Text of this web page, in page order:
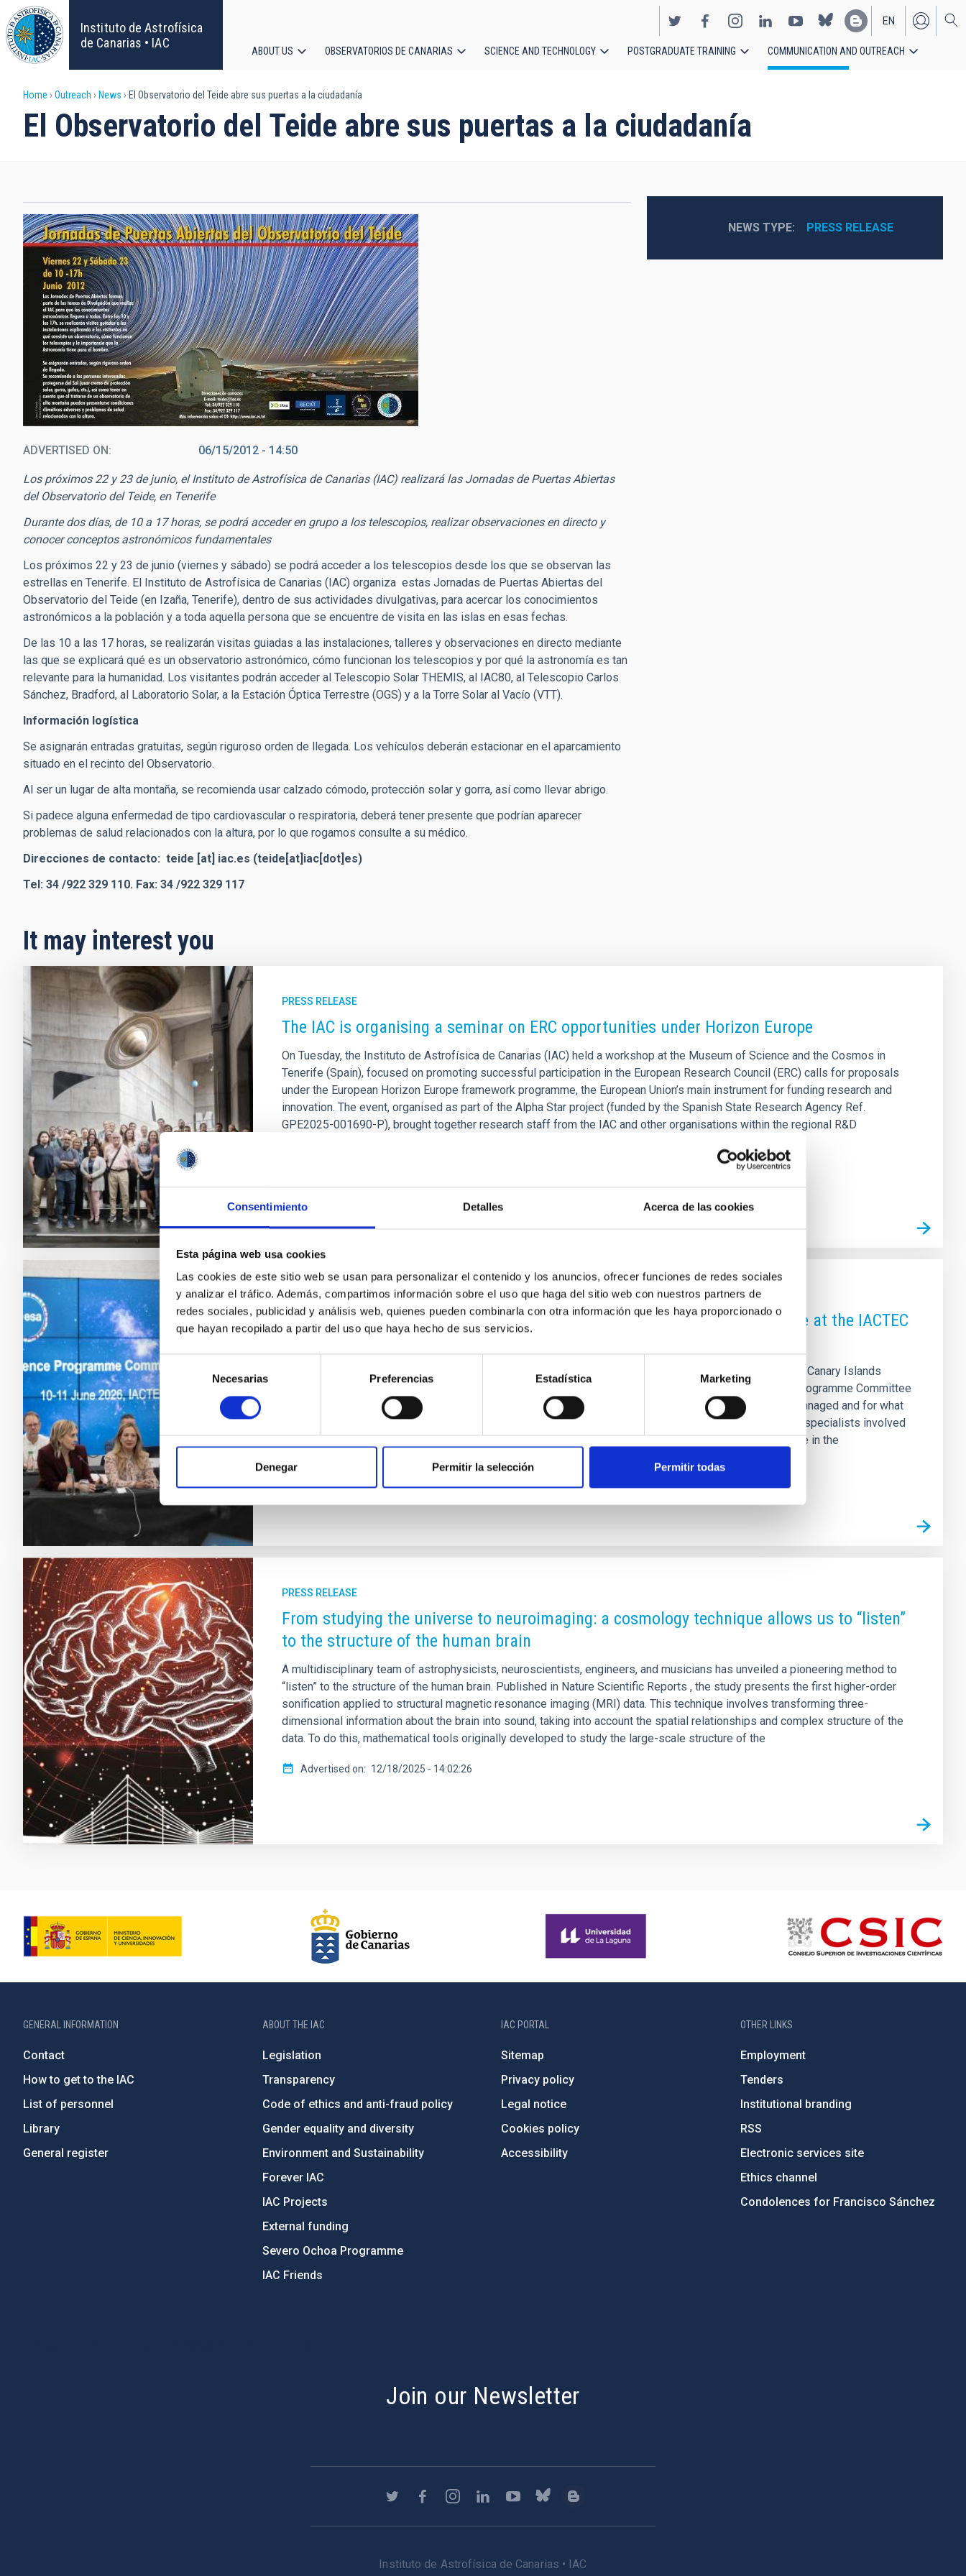
Consentimiento Detalles Acerca de las cookies
Esta página web usa cookies
Las cookies de este sitio web se usan para personalizar el contenido y los anuncios, ofrecer funciones de redes sociales
y analizar el tráfico. Además, compartimos información sobre el uso que haga del sitio web con nuestros partners de
redes sociales, publicidad y análisis web, quienes pueden combinarla con otra información que les haya proporcionado o
que hayan recopilado a partir del uso que haya hecho de sus servicios.
Selección
consentimiento
Necesarias Preferencias Estadística Marketing
Denegar Permitir la selección Permitir todas
Skip
to
main
content
Instituto de Astrofísica
de Canarias • IAC
EN
ES
navigation
ABOUT US OBSERVATORIOS DE CANARIAS SCIENCE AND TECHNOLOGY POSTGRADUATE TRAINING COMMUNICATION AND OUTREACH
Breadcrumb
Home Outreach News El Observatorio del Teide abre sus puertas a la ciudadanía
El Observatorio del Teide abre sus puertas a la ciudadanía
ADVERTISED ON 06/15/2012 - 14:50
Los próximos 22 y 23 de junio, el Instituto de Astrofísica de Canarias (IAC) realizará las Jornadas de Puertas Abiertas
del Observatorio del Teide, en Tenerife
Durante dos días, de 10 a 17 horas, se podrá acceder en grupo a los telescopios, realizar observaciones en directo y
conocer conceptos astronómicos fundamentales
Los próximos 22 y 23 de junio (viernes y sábado) se podrá acceder a los telescopios desde los que se observan las
estrellas en Tenerife. El Instituto de Astrofísica de Canarias (IAC) organiza estas Jornadas de Puertas Abiertas del
Observatorio del Teide (en Izaña, Tenerife), dentro de sus actividades divulgativas, para acercar los conocimientos
astronómicos a la población y a toda aquella persona que se encuentre de visita en las islas en esas fechas.
De las 10 a las 17 horas, se realizarán visitas guiadas a las instalaciones, talleres y observaciones en directo mediante
las que se explicará qué es un observatorio astronómico, cómo funcionan los telescopios y por qué la astronomía es tan
relevante para la humanidad. Los visitantes podrán acceder al Telescopio Solar THEMIS, al IAC80, al Telescopio Carlos
Sánchez, Bradford, al Laboratorio Solar, a la Estación Óptica Terrestre (OGS) y a la Torre Solar al Vacío (VTT).
Información logística
Se asignarán entradas gratuitas, según riguroso orden de llegada. Los vehículos deberán estacionar en el aparcamiento
situado en el recinto del Observatorio.
Al ser un lugar de alta montaña, se recomienda usar calzado cómodo, protección solar y gorra, así como llevar abrigo.
Si padece alguna enfermedad de tipo cardiovascular o respiratoria, deberá tener presente que podrían aparecer
problemas de salud relacionados con la altura, por lo que rogamos consulte a su médico.
Direcciones de contacto: teide [at] iac.es (teide[at]iac[dot]es)
Tel: 34 /922 329 110. Fax: 34 /922 329 117
NEWS TYPE PRESS RELEASE
It may interest you
PRESS RELEASE
The IAC is organising a seminar on ERC opportunities under Horizon Europe
On Tuesday, the Instituto de Astrofísica de Canarias (IAC) held a workshop at the Museum of Science and the Cosmos in
Tenerife (Spain), focused on promoting successful participation in the European Research Council (ERC) calls for proposals
under the European Horizon Europe framework programme, the European Union’s main instrument for funding research and
innovation. The event, organised as part of the Alpha Star project (funded by the Spanish State Research Agency Ref.
GPE2025-001690-P), brought together research staff from the IAC and other organisations within the regional R&D
PRESS RELEASE
The IAC is hosting the meeting of the ESA Scientific Programme Committee at the IACTEC
On 10 and 11 June, the IACTEC facilities – the technology transfer and business collaboration hub of the Canary Islands
Institute of Astrophysics (IAC) – will host the meeting of the European Space Agency’s (ESA) Science Programme Committee
(SPC), the body responsible for deciding how funds allocated to ESA’s science programme should be managed and for what
purposes. The meeting in Tenerife brings together representatives from the 23 ESA member states and specialists involved
in the planning, selection and monitoring of the scientific projects that will shape European space science in the
06/10/2026 - 15:07:35
PRESS RELEASE
From studying the universe to neuroimaging: a cosmology technique allows us to “listen”
to the structure of the human brain
A multidisciplinary team of astrophysicists, neuroscientists, engineers, and musicians has unveiled a pioneering method to
“listen” to the structure of the human brain. Published in Nature Scientific Reports , the study presents the first higher-order
sonification applied to structural magnetic resonance imaging (MRI) data. This technique involves transforming three-
dimensional information about the brain into sound, taking into account the spatial relationships and complex structure of the
data. To do this, mathematical tools originally developed to study the large-scale structure of the
Advertised on 12/18/2025 - 14:02:26
GENERAL INFORMATION
Contact
How to get to the IAC
List of personnel
Library
General register
ABOUT THE IAC
Legislation
Transparency
Code of ethics and anti-fraud policy
Gender equality and diversity
Environment and Sustainability
Forever IAC
IAC Projects
External funding
Severo Ochoa Programme
IAC Friends
IAC PORTAL
Sitemap
Privacy policy
Legal notice
Cookies policy
Accessibility
OTHER LINKS
Employment
Tenders
Institutional branding
RSS
Electronic services site
Ethics channel
Condolences for Francisco Sánchez
Join our Newsletter
Instituto de Astrofísica de Canarias • IAC